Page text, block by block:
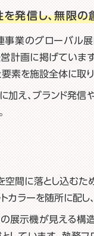
発信し、無限の
業のグローバル展
計画に掲げていま
要素を施設全体に取
加え、ブランド発
空間に落とし込む
カラーを随所に配し
展示機が見える構